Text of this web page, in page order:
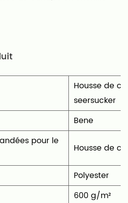
votre canapé ou
confort et style
Housse de
seersucker
Bene
pour le
‎Housse de
‎Polyester
600 g/m²